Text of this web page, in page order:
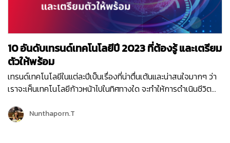
กิจกรรมต่างๆ ร่วมกับผู้อื่นที่อยู่อีกซีกโลกหนึ่งได้เหมือนอยู่ในห้อง
เดียวกัน เช่น การซื้อขาย, การประชุม, การอบรม, พบปะพูดคุย, ท่อง
เที่ยว, บันเทิง, ช้อปปิ้ง เป็นต้น โดยมีตัวตนดิจิตอลที่เรียกว่า Avatar
(อวตาร) ที่เป็นกราฟฟิก 3 มิติ เป็นตัวแทนของเราในการทำกิจกรรม
เหล่านั้นใน Metaverse ทำให้เกิดความรู้สึกสมจริงราวกับเราทำ
กิจกรรมนั้นเองในโลกแห่งความเป็นจริง Metaverse ใช้เทคโนโลยี
อะไรบ้าง ? โลกแบบ Metaverse สร้างขึ้นจากการผสมผสาน
จริงที่สุด โดยเทคโนโลยีหลักที่นำมาใช้ คือ Virtual World หรือ
Digital World Virtual Reality (VR) Augmented Reality (AR)
10 อันดับเทรนด์เทคโนโลยีปี 2023 ที่ต้องรู้ และเตรียม
ตัวให้พร้อม
เทรนด์เทคโนโลยีในแต่ละปีเป็นเรื่องที่น่าตื่นเต้นและน่าสนใจมากๆ ว่า
เราจะเห็นเทคโนโลยีก้าวหน้าไปในทิศทางใด จะทำให้การดำเนินชีวิต
เจ้าของธุรกิจ และผู้คน วางแผนว่าจะต้องเตรียมพร้อมเพื่อให้ก้าวทัน
เทคโนโลยีเหล่านี้อย่างไรบ้าง? ในปี 2023 นี้ จะมีเทคโนโลยีใดที่น่า
Nunthaporn.T